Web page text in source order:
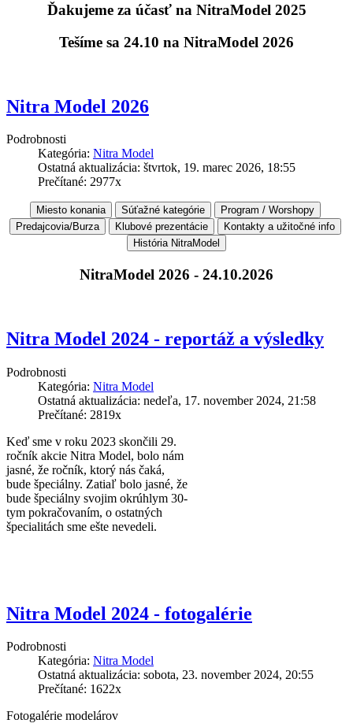
Ďakujeme za účasť na NitraModel 2025
Tešíme sa 24.10 na NitraModel 2026
Nitra Model 2026
Podrobnosti
Kategória: Nitra Model
Ostatná aktualizácia: štvrtok, 19. marec 2026, 18:55
Prečítané: 2977x
NitraModel 2026 - 24.10.2026
Nitra Model 2024 - reportáž a výsledky
Podrobnosti
Kategória: Nitra Model
Ostatná aktualizácia: nedeľa, 17. november 2024, 21:58
Prečítané: 2819x
Keď sme v roku 2023 skončili 29.
ročník akcie Nitra Model, bolo nám
jasné, že ročník, ktorý nás čaká,
bude špeciálny. Zatiaľ bolo jasné, že
bude špeciálny svojim okrúhlym 30-
tym pokračovaním, o ostatných
špecialitách sme ešte nevedeli.
Nitra Model 2024 - fotogalérie
Podrobnosti
Kategória: Nitra Model
Ostatná aktualizácia: sobota, 23. november 2024, 20:55
Prečítané: 1622x
Fotogalérie modelárov